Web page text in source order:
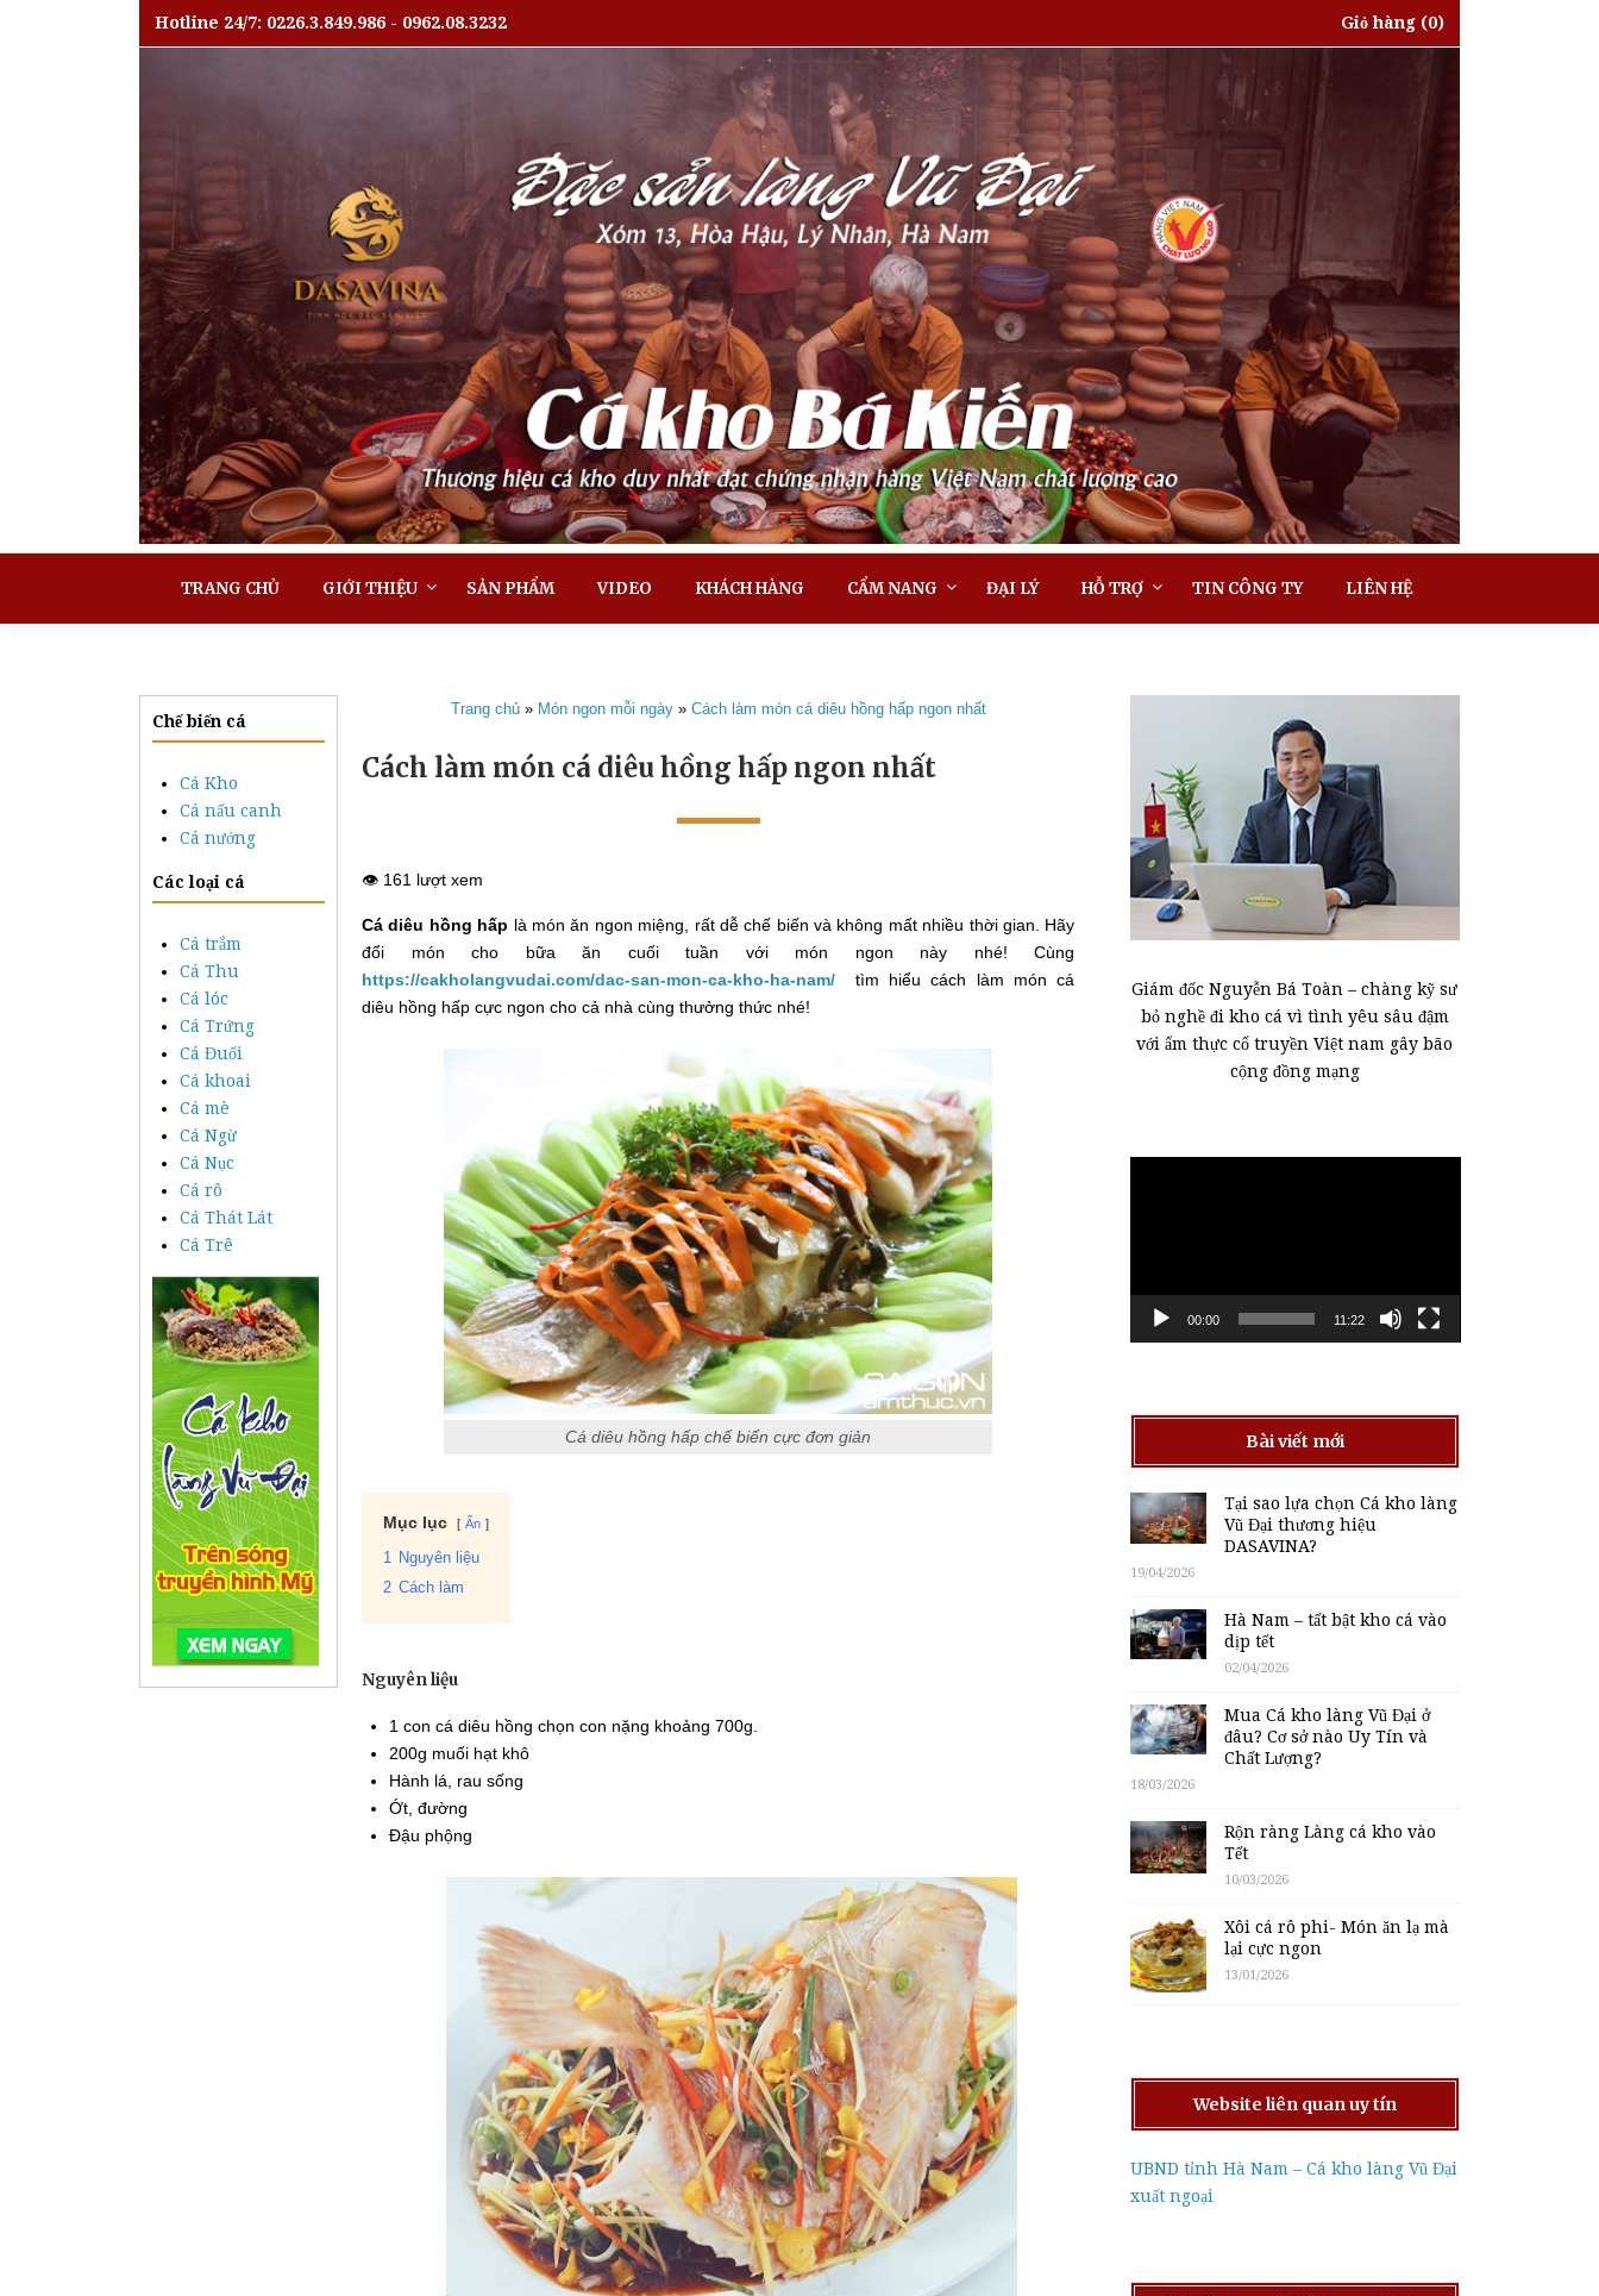
Hotline 24/7: 0226.3.849.986 - 0962.08.3232 Giỏ hàng (0)
TRANG CHỦ GIỚI THIỆU SẢN PHẨM VIDEO KHÁCH HÀNG CẨM NANG ĐẠI LÝ HỖ TRỢ TIN CÔNG TY LIÊN HỆ
Chế biến cá
Cá Kho
Cá nấu canh
Cá nướng
Các loại cá
Cá trắm
Cá Thu
Cá lóc
Cá Trứng
Cá Đuối
Cá khoai
Cá mè
Cá Ngừ
Cá Nục
Cá rô
Cá Thát Lát
Cá Trê
Trang chủ» Món ngon mỗi ngày» Cách làm món cá diêu hồng hấp ngon nhất
Cách làm món cá diêu hồng hấp ngon nhất
👁️ 161 lượt xem
Cá diêu hồng hấp là món ăn ngon miệng, rất dễ chế biến và không mất nhiều thời gian. Hãy
đổi món cho bữa ăn cuối tuần với món ngon này nhé! Cùng
https://cakholangvudai.com/dac-san-mon-ca-kho-ha-nam/ tìm hiểu cách làm món cá
diêu hồng hấp cực ngon cho cả nhà cùng thưởng thức nhé!
Cá diêu hồng hấp chế biến cực đơn giản
Mục lục Ẩn
1 Nguyên liệu
2 Cách làm
Nguyên liệu
1 con cá diêu hồng chọn con nặng khoảng 700g.
200g muối hạt khô
Hành lá, rau sống
Ớt, đường
Đậu phộng
Giám đốc Nguyễn Bá Toàn – chàng kỹ sư
bỏ nghề đi kho cá vì tình yêu sâu đậm
với ẩm thực cổ truyền Việt nam gây bão
cộng đồng mạng
00:00 11:22
Bài viết mới
Tại sao lựa chọn Cá kho làng
Vũ Đại thương hiệu
DASAVINA?
19/04/2026
Hà Nam – tất bật kho cá vào
dịp tết
02/04/2026
Mua Cá kho làng Vũ Đại ở
đâu? Cơ sở nào Uy Tín và
Chất Lượng?
18/03/2026
Rộn ràng Làng cá kho vào
Tết
10/03/2026
Xôi cá rô phi- Món ăn lạ mà
lại cực ngon
13/01/2026
Website liên quan uy tín
UBND tỉnh Hà Nam – Cá kho làng Vũ Đại
xuất ngoại